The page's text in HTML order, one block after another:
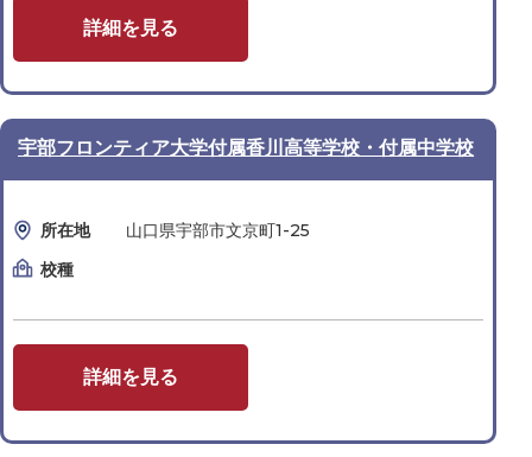
詳細を見る
宇部フロンティア大学付属香川高等学校・付属中学校
所在地
山口県宇部市文京町1-25
校種
詳細を見る